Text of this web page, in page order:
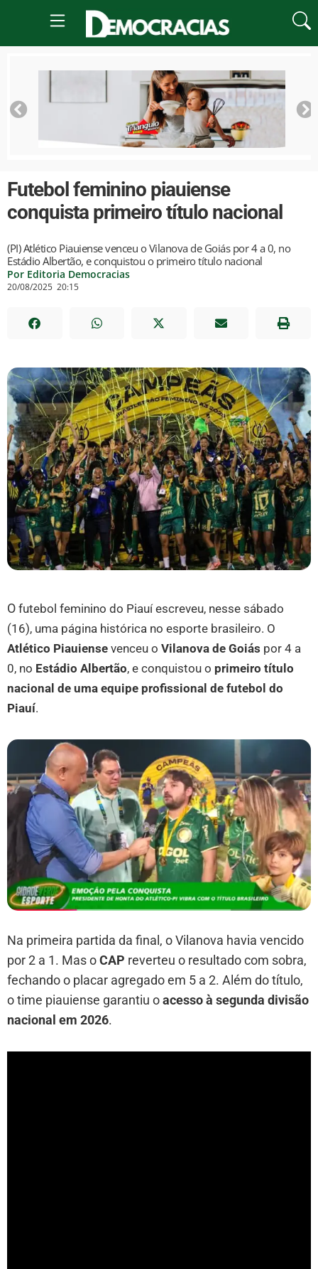
Futebol feminino piauiense
conquista primeiro título nacional
(PI) Atlético Piauiense venceu o Vilanova de Goiás por 4 a 0, no
Estádio Albertão, e conquistou o primeiro título nacional
Por Editoria Democracias
20/08/2025 20:15
O futebol feminino do Piauí escreveu, nesse sábado
(16), uma página histórica no esporte brasileiro. O
Atlético Piauiense venceu o Vilanova de Goiás por 4 a
0, no Estádio Albertão, e conquistou o primeiro título
nacional de uma equipe profissional de futebol do
Piauí.
Na primeira partida da final, o Vilanova havia vencido
por 2 a 1. Mas oCAP reverteu o resultado com sobra,
fechando o placar agregado em 5 a 2. Além do título,
o time piauiense garantiu oacesso à segunda divisão
nacional em 2026.